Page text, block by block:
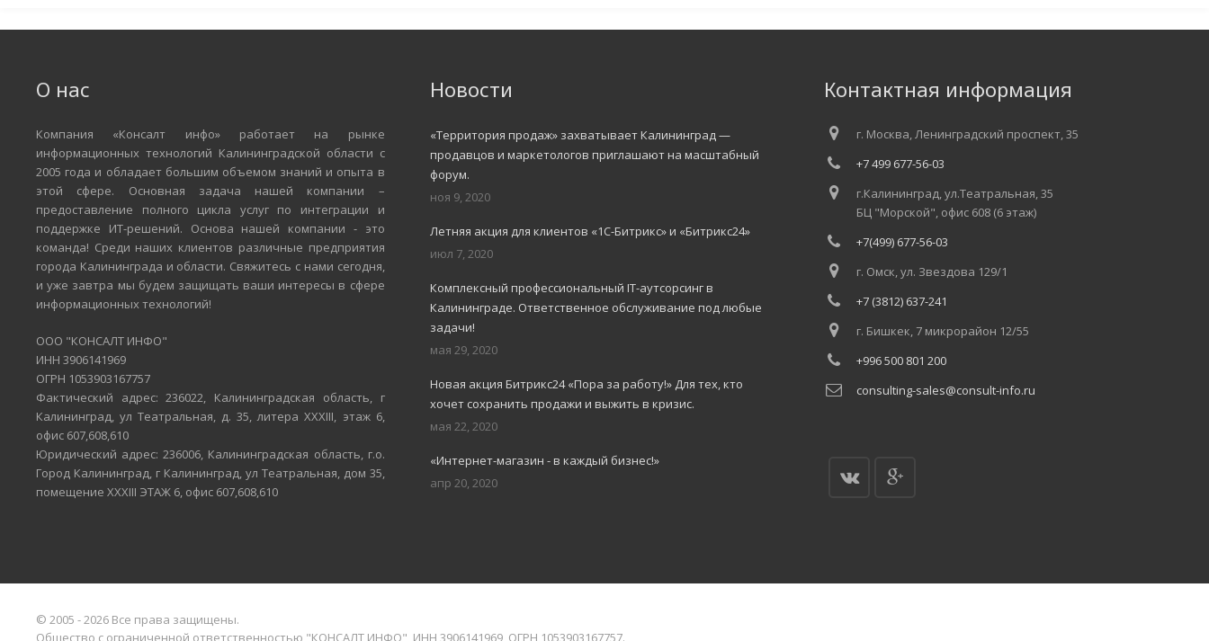
О нас
Компания «Консалт инфо» работает на рынке
информационных технологий Калининградской области с
2005 года и обладает большим объемом знаний и опыта в
этой сфере. Основная задача нашей компании –
предоставление полного цикла услуг по интеграции и
поддержке ИТ-решений. Основа нашей компании - это
команда! Среди наших клиентов различные предприятия
города Калининграда и области. Свяжитесь с нами сегодня,
и уже завтра мы будем защищать ваши интересы в сфере
информационных технологий!
ООО "КОНСАЛТ ИНФО"
ИНН 3906141969
ОГРН 1053903167757
Фактический адрес: 236022, Калининградская область, г
Калининград, ул Театральная, д. 35, литера XXXIII, этаж 6,
офис 607,608,610
Юридический адрес: 236006, Калининградская область, г.о.
Город Калининград, г Калининград, ул Театральная, дом 35,
помещение XXXIII ЭТАЖ 6, офис 607,608,610
Новости
«Территория продаж» захватывает Калининград —
продавцов и маркетологов приглашают на масштабный
форум.
ноя 9, 2020
Летняя акция для клиентов «1С-Битрикс» и «Битрикс24»
июл 7, 2020
Комплексный профессиональный IT-аутсорсинг в
Калининграде. Ответственное обслуживание под любые
задачи!
мая 29, 2020
Новая акция Битрикс24 «Пора за работу!» Для тех, кто
хочет сохранить продажи и выжить в кризис.
мая 22, 2020
«Интернет-магазин - в каждый бизнес!»
апр 20, 2020
Контактная информация
г. Москва, Ленинградский проспект, 35
+7 499 677-56-03
г.Калининград, ул.Театральная, 35
БЦ "Морской", офис 608 (6 этаж)
+7(499) 677-56-03
г. Омск, ул. Звездова 129/1
+7 (3812) 637-241
г. Бишкек, 7 микрорайон 12/55
+996 500 801 200
consulting-sales@consult-info.ru
© 2005 - 2026 Все права защищены.
Общество с ограниченной ответственностью "КОНСАЛТ ИНФО", ИНН 3906141969, ОГРН 1053903167757.